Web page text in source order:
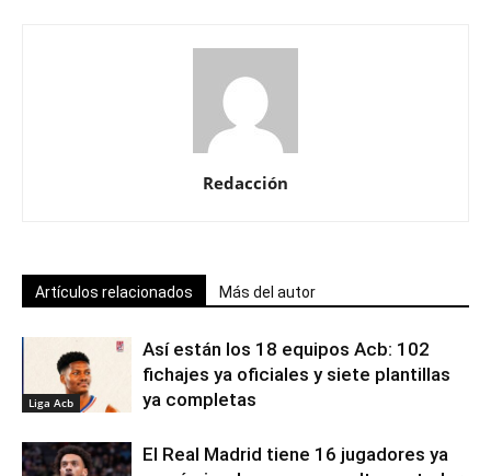
Redacción
Artículos relacionados Más del autor
Liga Acb
Así están los 18 equipos Acb: 102
fichajes ya oficiales y siete plantillas
ya completas
El Real Madrid tiene 16 jugadores ya